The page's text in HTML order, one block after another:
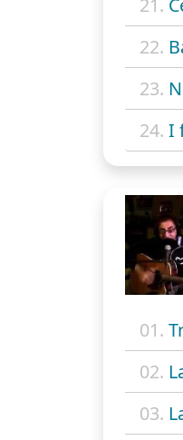
22.
23.
24. I
01.
02.
03.